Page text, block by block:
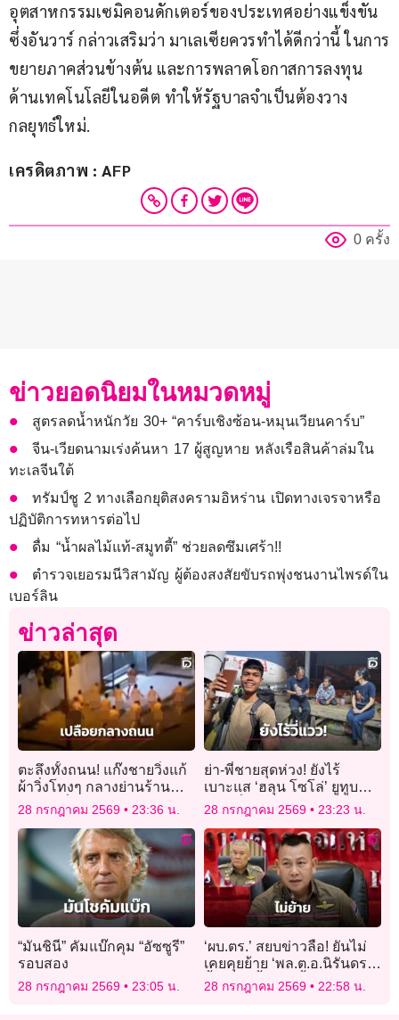
อุตสาหกรรมเซมิคอนดักเตอร์ของประเทศอย่างแข็งขัน
ซึ่งอันวาร์ กล่าวเสริมว่า มาเลเซียควรทำได้ดีกว่านี้ ในการ
ขยายภาคส่วนข้างต้น และการพลาดโอกาสการลงทุน
ด้านเทคโนโลยีในอดีต ทำให้รัฐบาลจำเป็นต้องวาง
กลยุทธ์ใหม่.
เครดิตภาพ : AFP
0 ครั้ง
ข่าวยอดนิยมในหมวดหมู่
สูตรลดน้ำหนักวัย 30+ “คาร์บเชิงซ้อน-หมุนเวียนคาร์บ”
จีน-เวียดนามเร่งค้นหา 17 ผู้สูญหาย หลังเรือสินค้าล่มใน
ทะเลจีนใต้
ทรัมป์ชู 2 ทางเลือกยุติสงครามอิหร่าน เปิดทางเจรจาหรือ
ปฏิบัติการทหารต่อไป
ดื่ม “น้ำผลไม้แท้-สมูทตี้” ช่วยลดซึมเศร้า!!
ตำรวจเยอรมนีวิสามัญ ผู้ต้องสงสัยขับรถพุ่งชนงานไพรด์ใน
เบอร์ลิน
ข่าวล่าสุด
ตะลึงทั้งถนน! แก๊งชายวิ่งแก้
ผ้าวิ่งโทงๆ กลางย่านร้าน
อาหารชื่อดังในออสเตรเลีย
28 กรกฎาคม 2569 23:36 น.
ย่า-พี่ชายสุดห่วง! ยังไร้
เบาะแส ‘ฮลุน โซโล่’ ยูทูบ
เบอร์ชื่อดังหายตัวปริศนา
จอร์เจีย
28 กรกฎาคม 2569 23:23 น.
“มันชินี” คัมแบ๊กคุม “อัซซูรี”
รอบสอง
28 กรกฎาคม 2569 23:05 น.
‘ผบ.ตร.’ สยบข่าวลือ! ยันไม่
เคยคุยย้าย ‘พล.ต.อ.นิรันดร’
จี้ตำรวจตั้งหน้าตั้งตาทำงาน
28 กรกฎาคม 2569 22:58 น.